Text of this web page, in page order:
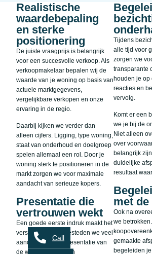
Tijdens
alle tijd voor
zorgen we
transparante
houden je op
reacties en
vervolg.
Komt er een
we je bij de
Niet alleen
over
belangrijk
duidelijke
resultaat
met
Ook na
we
gemaakte
begeleiden
Realistische
waardebepaling
en sterke
positionering
De juiste vraagprijs is belangrijk
voor een succesvolle verkoop. Als
verkoopmakelaar bepalen wij de
waarde van je woning op basis van
actuele marktgegevens,
vergelijkbare verkopen en onze
ervaring in de regio.
Daarbij kijken we verder dan
alleen cijfers. Ligging, type woning,
staat van onderhoud en doelgroep
spelen allemaal een rol. Door je
woning sterk te positioneren in de
markt zorgen we voor maximale
aandacht van serieuze kopers.
Presentatie die
vertrouwen wekt
Een goede eerste indruk maakt het
verschil. Daarom besteden we veel
aandacht aan de presentatie van
de woning. Denk aan
Call